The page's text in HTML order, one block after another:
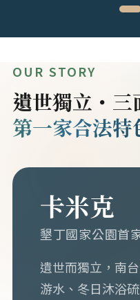
OUR STORY
遺世獨立・三
第一家合法特
卡米克
墾丁國家公園首
遺世而獨立，南
游水、冬日沐浴